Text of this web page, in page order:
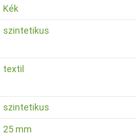
Kék
szintetikus
textil
szintetikus
25 mm